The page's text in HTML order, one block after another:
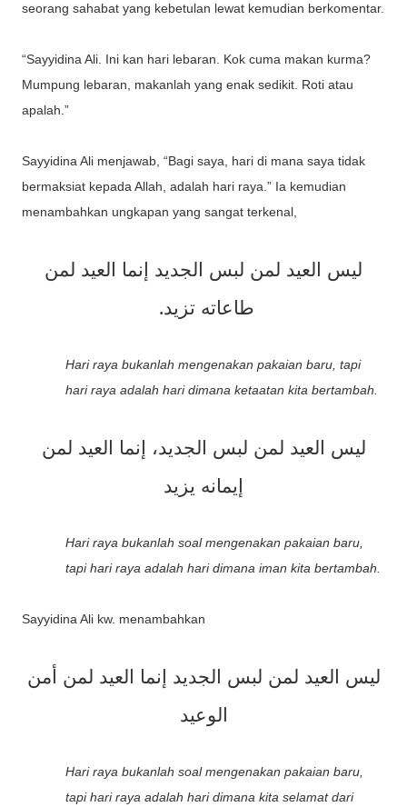
seorang sahabat yang kebetulan lewat kemudian berkomentar.
“Sayyidina Ali. Ini kan hari lebaran. Kok cuma makan kurma?
Mumpung lebaran, makanlah yang enak sedikit. Roti atau
apalah.”
Sayyidina Ali menjawab, “Bagi saya, hari di mana saya tidak
bermaksiat kepada Allah, adalah hari raya.” Ia kemudian
menambahkan ungkapan yang sangat terkenal,
ليس العيد لمن لبس الجديد إنما العيد لمن
طاعاته تزيد.
Hari raya bukanlah mengenakan pakaian baru, tapi
hari raya adalah hari dimana ketaatan kita bertambah.
ليس العيد لمن لبس الجديد، إنما العيد لمن
إيمانه يزيد
Hari raya bukanlah soal mengenakan pakaian baru,
tapi hari raya adalah hari dimana iman kita bertambah.
Sayyidina Ali kw. menambahkan
ليس العيد لمن لبس الجديد إنما العيد لمن أمن
الوعيد
Hari raya bukanlah soal mengenakan pakaian baru,
tapi hari raya adalah hari dimana kita selamat dari